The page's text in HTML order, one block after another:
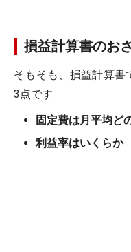
損益計算書のお
そもそも、損益計算書
3点です
固定費は月平均ど
利益率はいくらか